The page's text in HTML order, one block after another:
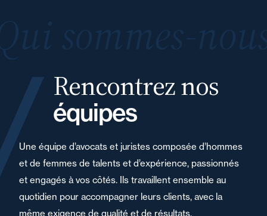
Rencontrez nos
équipes
Une équipe d’avocats et juristes composée d’hommes
et de femmes de talents et d’expérience, passionnés
et engagés à vos côtés. Ils travaillent ensemble au
quotidien pour accompagner leurs clients, avec la
même exigence de qualité et de résultats.